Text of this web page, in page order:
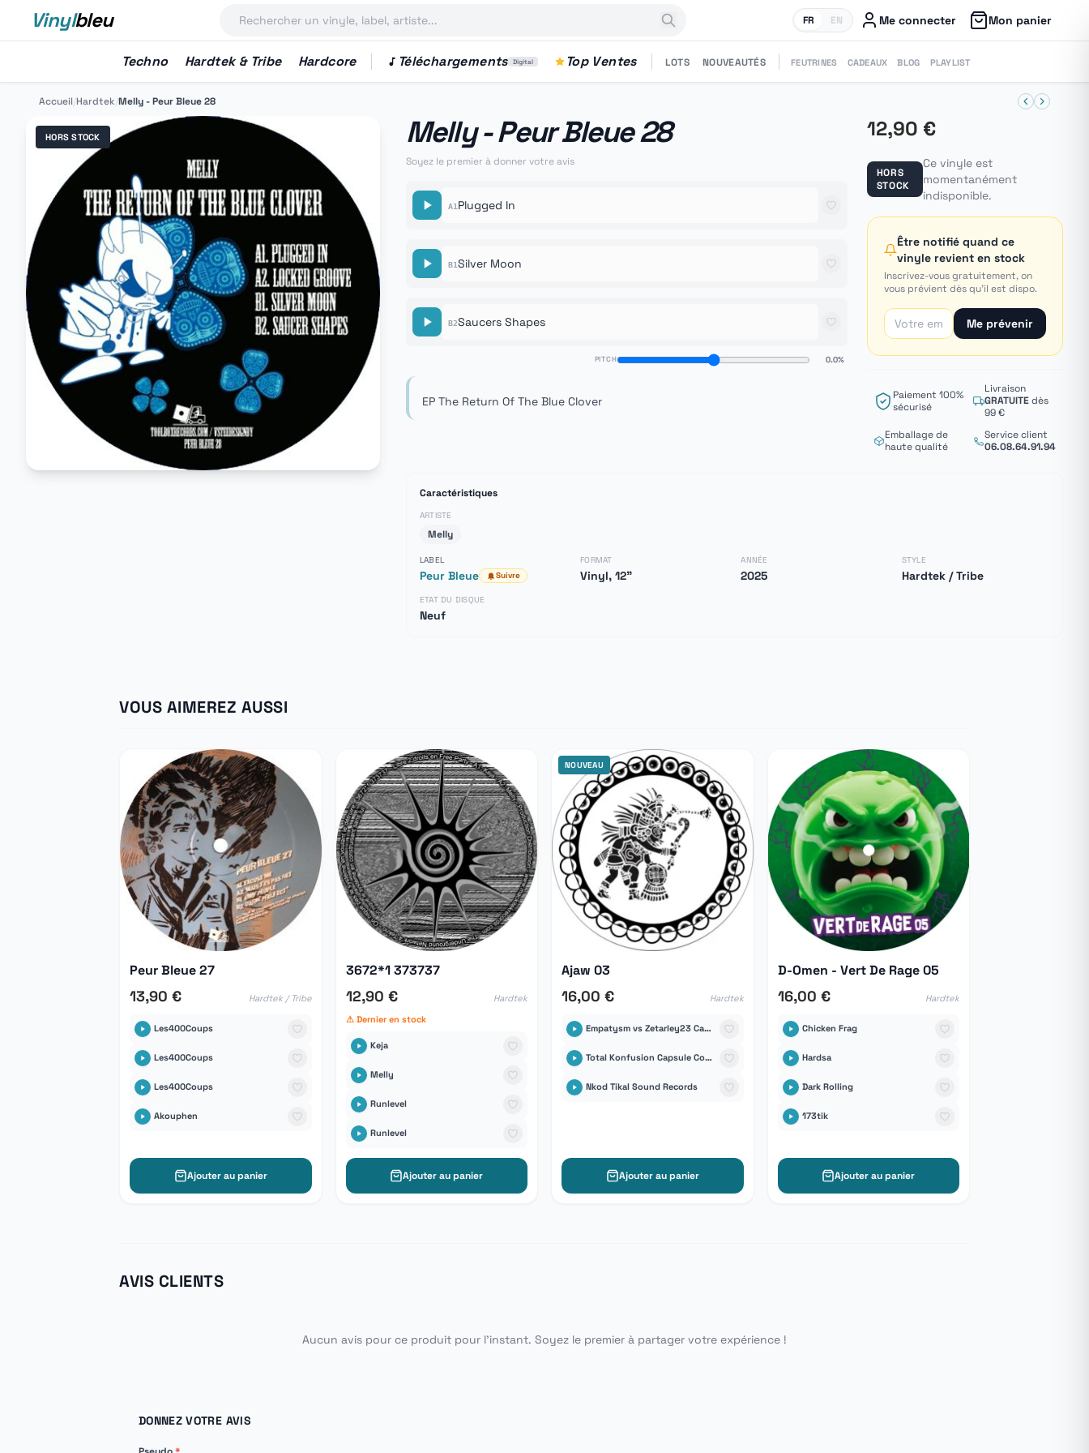
Vinylbleu FR EN Me connecter Mon panier
Techno Hardtek & Tribe Hardcore Téléchargements Digital Top Ventes LOTS NOUVEAUTÉS FEUTRINES CADEAUX BLOG PLAYLIST
Accueil/Hardtek/Melly - Peur Bleue 28
HORS STOCK Melly - Peur Bleue 28
Soyez le premier à donner votre avis
A1Plugged In
B1Silver Moon
B2Saucers Shapes
PITCH 0.0%
EP The Return Of The Blue Clover
12,90 €
HORS
STOCK
Ce vinyle est
momentanément
indisponible.
Être notifié quand ce
vinyle revient en stock
Inscrivez-vous gratuitement, on
vous prévient dès qu'il est dispo.
Me prévenir
Paiement 100%
sécurisé
Livraison
GRATUITEdès
99 €
Emballage de
haute qualité
Service client
06.08.64.91.94
Caractéristiques
ARTISTE
Melly
LABEL
Peur Bleue Suivre
FORMAT
Vinyl, 12"
ANNÉE
2025
STYLE
Hardtek / Tribe
ETAT DU DISQUE
Neuf
VOUS AIMEREZ AUSSI
Peur Bleue 27
13,90 € Hardtek / Tribe
Les400Coups
Les400Coups
Les400Coups
Akouphen
Ajouter au panier
3672*1 373737
12,90 €
Hardtek
⚠ Dernier en stock
Keja
Melly
Runlevel
Runlevel
Ajouter au panier
NOUVEAU
Ajaw 03
16,00 € Hardtek
Empatysm vs Zetarley23 Capsule Corp
Total Konfusion Capsule Corp
Nkod Tikal Sound Records
Ajouter au panier
D-Omen - Vert De Rage 05
16,00 € Hardtek
Chicken Frag
Hardsa
Dark Rolling
173tik
Ajouter au panier
AVIS CLIENTS
Aucun avis pour ce produit pour l'instant. Soyez le premier à partager votre expérience !
DONNEZ VOTRE AVIS